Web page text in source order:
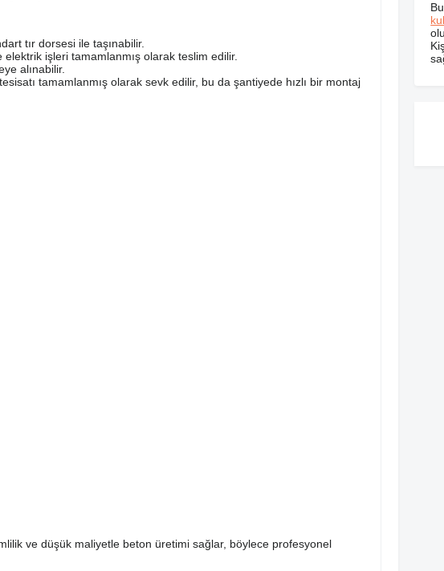
tır dorsesi ile taşınabilir.
elektrik işleri tamamlanmış olarak teslim edilir.
alınabilir.
tamamlanmış olarak sevk edilir, bu da şantiyede hızlı bir montaj
ve düşük maliyetle beton üretimi sağlar, böylece profesyonel